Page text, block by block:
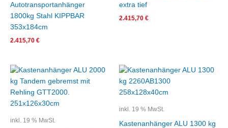
Autotransportanhänger
1800kg Stahl KIPPBAR
353x184cm
2.415,70 €
extra tief
2.415,70 €
inkl. 19 % MwSt.
Ursprünglicher
war:
2.759,61 €
Aktueller
ist:
inkl. 19 % MwSt.
Kastenanhänger ALU 1300 kg
Ursprünglicher
war:
2.737,00 €
Aktueller